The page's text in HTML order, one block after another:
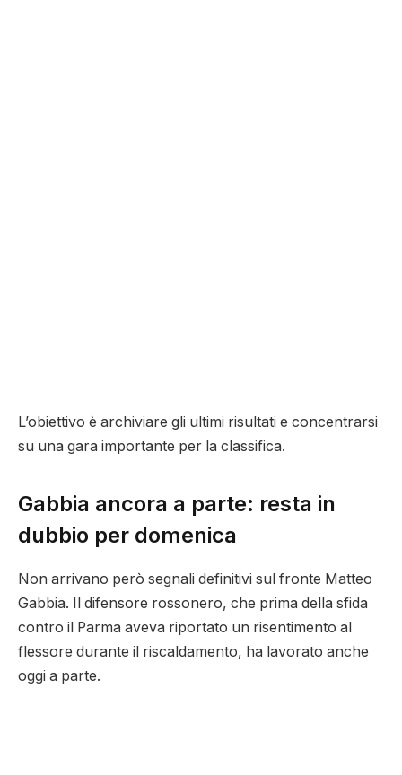
L’obiettivo è archiviare gli ultimi risultati e concentrarsi
su una gara importante per la classifica.
Gabbia ancora a parte: resta in
dubbio per domenica
Non arrivano però segnali definitivi sul fronte Matteo
Gabbia. Il difensore rossonero, che prima della sfida
contro il Parma aveva riportato un risentimento al
flessore durante il riscaldamento, ha lavorato anche
oggi a parte.